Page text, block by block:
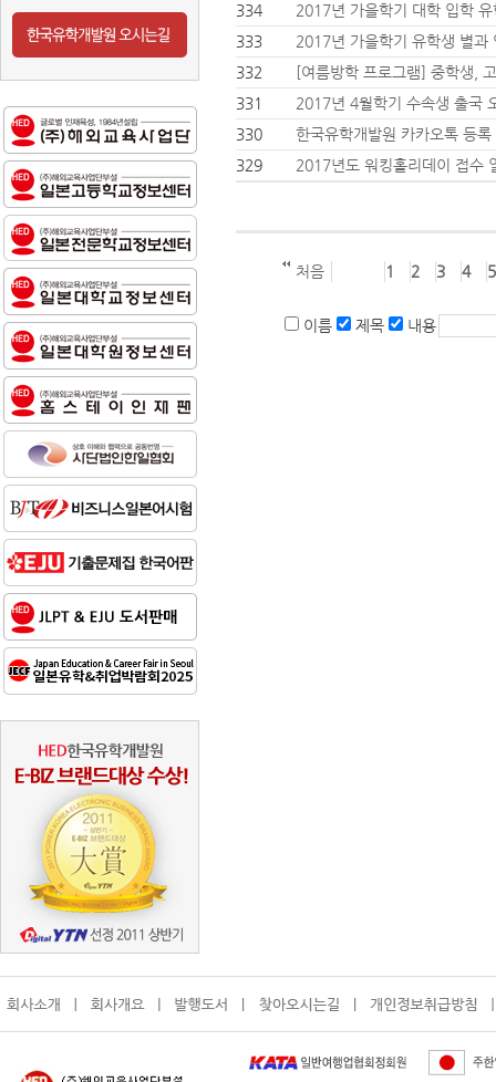
334
2017년 가을학기 대학 입학
333
2017년 가을학기 유학생 별과
332
[여름방학 프로그램] 중학생,
331
2017년 4월학기 수속생 출국
330
한국유학개발원 카카오톡 등
329
2017년도 워킹홀리데이 접수
처음 1 2 3 4 5
이름 제목 내용